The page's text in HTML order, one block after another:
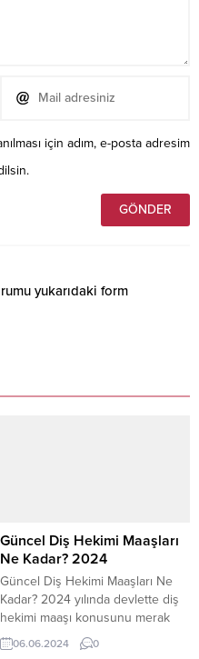
için adım, e-posta adresim
yukarıdaki form
Güncel Diş Hekimi Maaşları
Ne Kadar? 2024
Güncel Diş Hekimi Maaşları Ne
Kadar? 2024 yılında devlette diş
hekimi maaşı konusunu merak
eden pek çok kişi bulunmaktadır.
Genel anlamda bu incelendiği
06.06.2024 0